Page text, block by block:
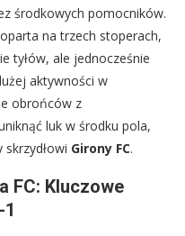
środkowych pomocników.
na trzech stoperach,
tyłów, ale jednocześnie
aktywności w
obrońców z
luk w środku pola,
Girony FC.
FC: Kluczowe